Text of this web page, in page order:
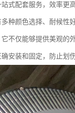
式配套服务，效率更
种颜色选择、耐候性
不仅能够提供美观的
安装和固定，防止划